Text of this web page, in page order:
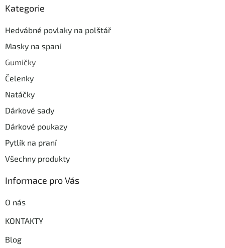
Kategorie
Hedvábné povlaky na polštář
Masky na spaní
Gumičky
Čelenky
Natáčky
Dárkové sady
Dárkové poukazy
Pytlík na praní
Všechny produkty
Informace pro Vás
O nás
KONTAKTY
Blog